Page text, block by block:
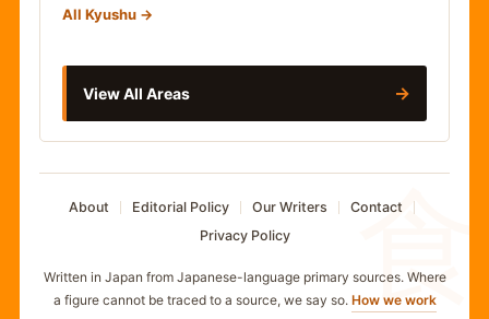
食
All Kyushu
View All Areas →
About Editorial Policy Our Writers
Contact
Privacy Policy
Written in Japan from Japanese-language primary sources. Where
a figure cannot be traced to a source, we say so. How we work